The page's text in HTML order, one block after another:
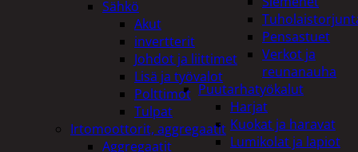
Pensastuet
Verkot ja
reunanauha
Puutarhatyökalut
Harjat
Kuokat ja haravat
Lumikolat ja lapiot
Sähkö
Akut
invertterit
Johdot ja liittimet
Lisä ja työvalot
Polttimot
Tulpat
Irtomoottorit, aggregaatit
Aggregaatit